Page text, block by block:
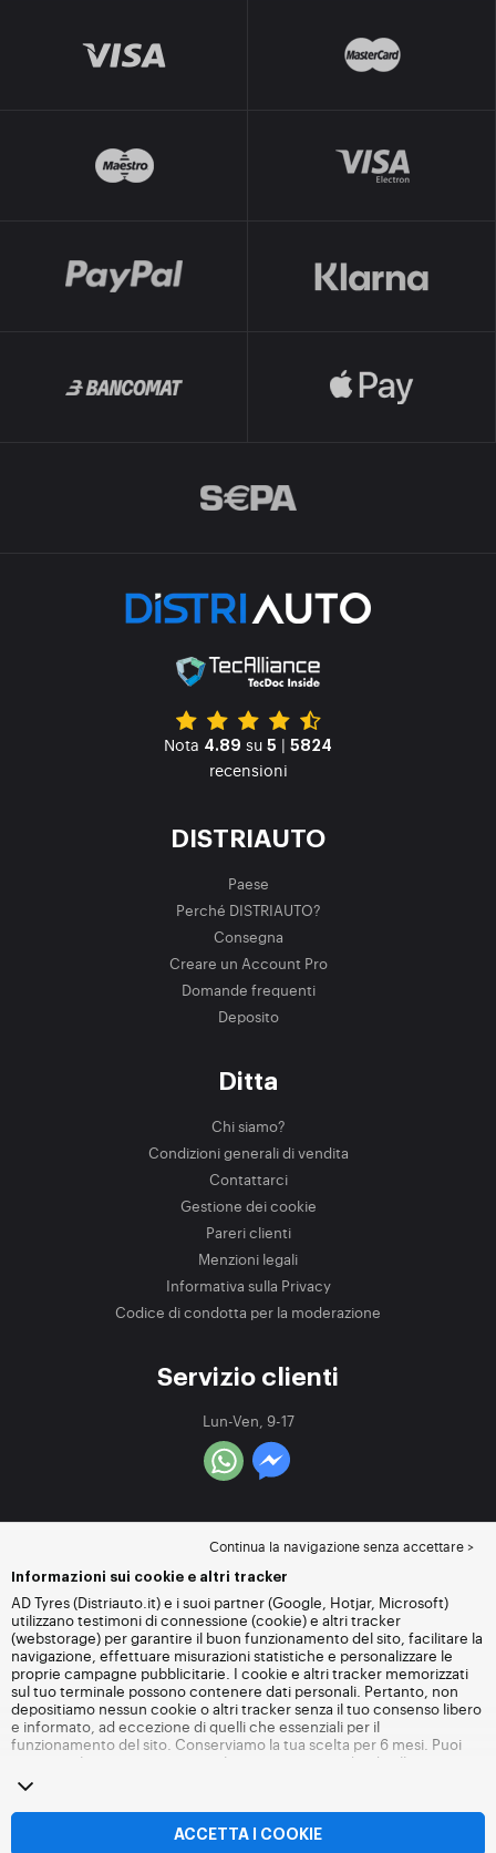
Nota 4.89 su 5 | 5824
recensioni
DISTRIAUTO
Paese
Perché DISTRIAUTO?
Consegna
Creare un Account Pro
Domande frequenti
Deposito
Ditta
Chi siamo?
Condizioni generali di vendita
Contattarci
Gestione dei cookie
Pareri clienti
Menzioni legali
Informativa sulla Privacy
Codice di condotta per la moderazione
Servizio clienti
Lun-Ven, 9-17
Continua la navigazione senza accettare >
Informazioni sui cookie e altri tracker
AD Tyres (Distriauto.it) e i suoi partner (Google, Hotjar, Microsoft)
utilizzano testimoni di connessione (cookie) e altri tracker
(webstorage) per garantire il buon funzionamento del sito, facilitare la
navigazione, effettuare misurazioni statistiche e personalizzare le
proprie campagne pubblicitarie. I cookie e altri tracker memorizzati
sul tuo terminale possono contenere dati personali. Pertanto, non
depositiamo nessun cookie o altri tracker senza il tuo consenso libero
e informato, ad eccezione di quelli che essenziali per il
funzionamento del sito. Conserviamo la tua scelta per 6 mesi. Puoi
revocare il tuo consenso in qualsiasi momento andando alla
dei cookie e altri tracker
senza accettare il deposito di cookie o altri tracker. Il rifiuto non
impedisce l'accesso ai servizi Distriauto.it. Per maggiori informazioni,
altri tracker .
ACCETTA I COOKIE